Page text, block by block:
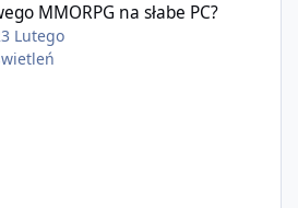
MMORPG na słabe PC?
Lutego